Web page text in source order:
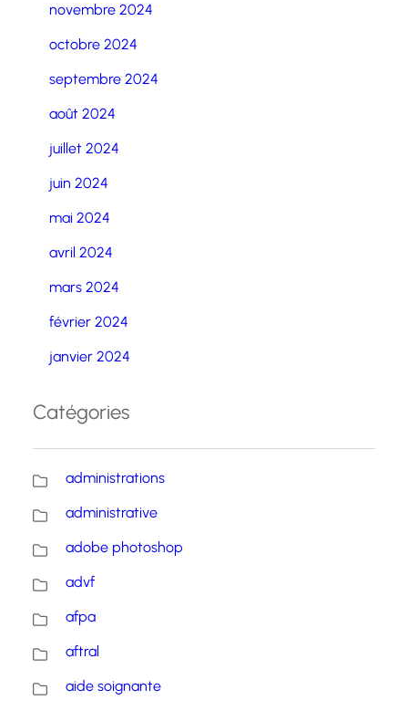
novembre 2024
octobre 2024
septembre 2024
août 2024
juillet 2024
juin 2024
mai 2024
avril 2024
mars 2024
février 2024
janvier 2024
Catégories
administrations
administrative
adobe photoshop
advf
afpa
aftral
aide soignante